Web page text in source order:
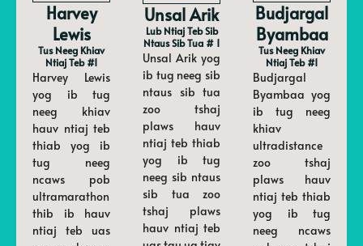
Harvey
Lewis
Tus Neeg Khiav
Ntiaj Teb #1
Harvey Lewis
yog ib tug
neeg khiav
hauv ntiaj teb
thiab yog ib
tug neeg
ncaws pob
ultramarathon
thib ib hauv
ntiaj teb uas
Unsal Arik
Lub Ntiaj Teb Sib
Ntaus Sib Tua # 1
Unsal Arik yog
ib tug neeg sib
ntaus sib tua
zoo tshaj
plaws hauv
ntiaj teb thiab
yog ib tug
neeg sib ntaus
sib tua zoo
tshaj plaws
hauv ntiaj teb
Budjargal
Byambaa
Tus Neeg Khiav
Ntiaj Teb #1
Budjargal
Byambaa yog
ib tug neeg
khiav
ultradistance
zoo tshaj
plaws hauv
ntiaj teb thiab
yog ib tug
neeg ncaws